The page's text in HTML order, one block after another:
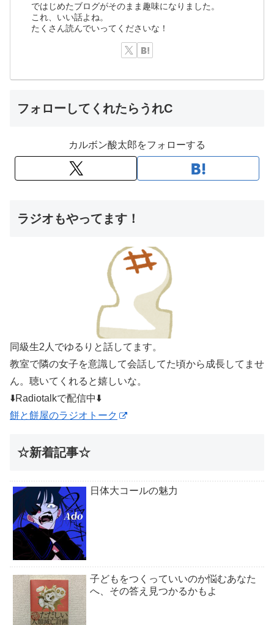
ではじめたブログがそのまま趣味になりました。
これ、いい話よね。
たくさん読んでいってくださいな！
フォローしてくれたらうれC
カルボン酸太郎をフォローする
ラジオもやってます！
同級生2人でゆるりと話してます。
教室で隣の女子を意識して会話してた頃から成長してませ
ん。聴いてくれると嬉しいな。
⬇️Radiotalkで配信中⬇️
餅と餅屋のラジオトーク
☆新着記事☆
日体大コールの魅力
子どもをつくっていいのか悩むあなた
へ、その答え見つかるかもよ